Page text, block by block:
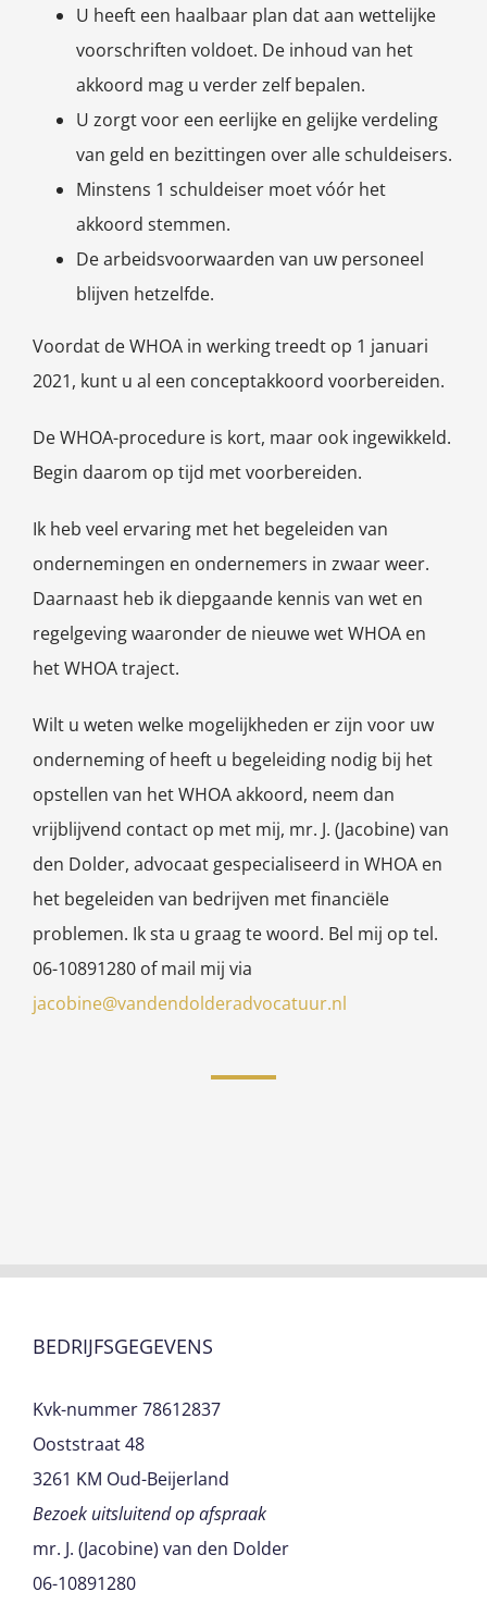
U heeft een haalbaar plan dat aan wettelijke
voorschriften voldoet. De inhoud van het
akkoord mag u verder zelf bepalen.
U zorgt voor een eerlijke en gelijke verdeling
van geld en bezittingen over alle schuldeisers.
Minstens 1 schuldeiser moet vóór het
akkoord stemmen.
De arbeidsvoorwaarden van uw personeel
blijven hetzelfde.
Voordat de WHOA in werking treedt op 1 januari
2021, kunt u al een conceptakkoord voorbereiden.
De WHOA-procedure is kort, maar ook ingewikkeld.
Begin daarom op tijd met voorbereiden.
Ik heb veel ervaring met het begeleiden van
ondernemingen en ondernemers in zwaar weer.
Daarnaast heb ik diepgaande kennis van wet en
regelgeving waaronder de nieuwe wet WHOA en
het WHOA traject.
Wilt u weten welke mogelijkheden er zijn voor uw
onderneming of heeft u begeleiding nodig bij het
opstellen van het WHOA akkoord, neem dan
vrijblijvend contact op met mij, mr. J. (Jacobine) van
den Dolder, advocaat gespecialiseerd in WHOA en
het begeleiden van bedrijven met financiële
problemen. Ik sta u graag te woord. Bel mij op tel.
06-10891280 of mail mij via
jacobine@vandendolderadvocatuur.nl
BEDRIJFSGEGEVENS
Kvk-nummer 78612837
Ooststraat 48
3261 KM Oud-Beijerland
Bezoek uitsluitend op afspraak
mr. J. (Jacobine) van den Dolder
06-10891280